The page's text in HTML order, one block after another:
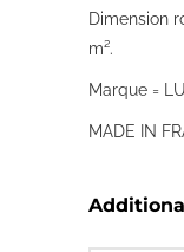
Dimension
m².
Marque =
MADE IN